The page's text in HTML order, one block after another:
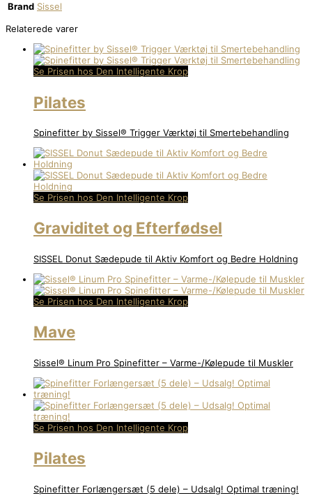
Brand Sissel
Relaterede varer
Se Prisen hos Den Intelligente Krop
Pilates
Spinefitter by Sissel® Trigger Værktøj til Smertebehandling
Se Prisen hos Den Intelligente Krop
Graviditet og Efterfødsel
SISSEL Donut Sædepude til Aktiv Komfort og Bedre Holdning
Se Prisen hos Den Intelligente Krop
Mave
Sissel® Linum Pro Spinefitter – Varme-/Kølepude til Muskler
Se Prisen hos Den Intelligente Krop
Pilates
Spinefitter Forlængersæt (5 dele) – Udsalg! Optimal træning!